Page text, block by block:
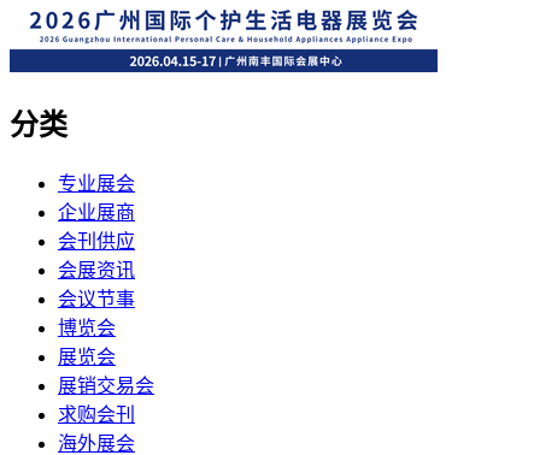
分类
专业展会
企业展商
会刊供应
会展资讯
会议节事
博览会
展览会
展销交易会
求购会刊
海外展会